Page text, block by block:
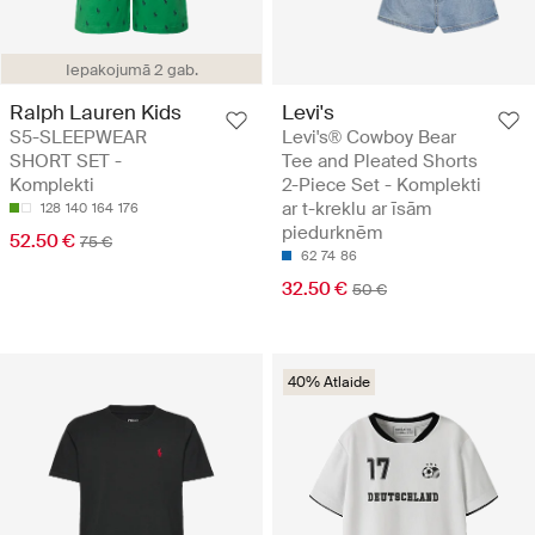
Iepakojumā 2 gab.
Ralph Lauren Kids
S5-SLEEPWEAR
SHORT SET -
Komplekti
128 140 164 176
52.50 € 75 €
Levi's
Levi's® Cowboy Bear
Tee and Pleated Shorts
2-Piece Set - Komplekti
ar t-kreklu ar īsām
piedurknēm
62 74 86
32.50 € 50 €
40% Atlaide